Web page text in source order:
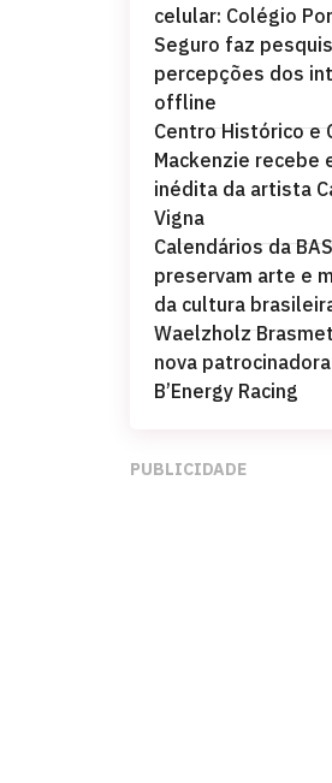
celular: Colégio
Seguro faz
percepções dos
offline
Centro Histórico e
Mackenzie recebe
inédita da artista
Vigna
Calendários da
preservam arte e
da cultura
Waelzholz
nova
B’Energy Racing
PUBLICIDADE